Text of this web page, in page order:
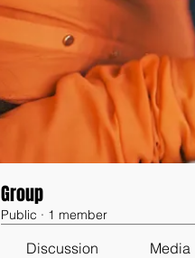
Group
Public · 1 member
Discussion Media